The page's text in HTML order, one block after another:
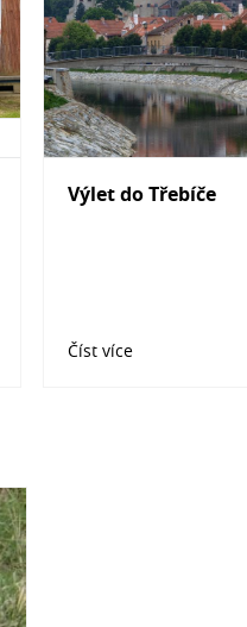
Výlet do Třebíče
Číst více